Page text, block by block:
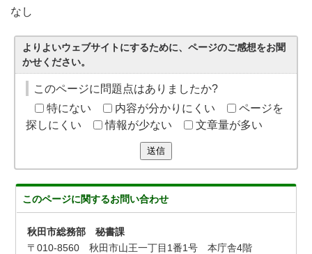
なし
よりよいウェブサイトにするために、ページのご感想をお聞
かせください。
このページに問題点はありましたか?
特にない
内容が分かりにくい
ページを
探しにくい
情報が少ない 文章量が多い
送信
このページに関するお問い合わせ
秋田市総務部 秘書課
〒010-8560 秋田市山王一丁目1番1号 本庁舎4階